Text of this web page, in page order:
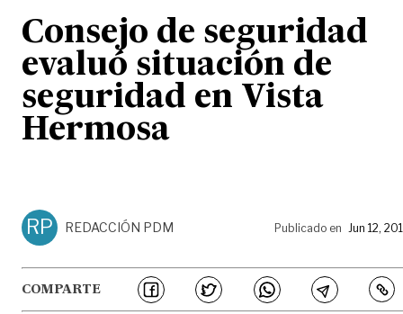
Consejo de seguridad
evaluó situación de
seguridad en Vista
Hermosa
RP REDACCIÓN PDM Publicado en Jun 12,
COMPARTE